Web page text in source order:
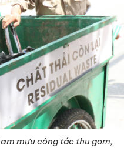
mưu công tác thu gom,